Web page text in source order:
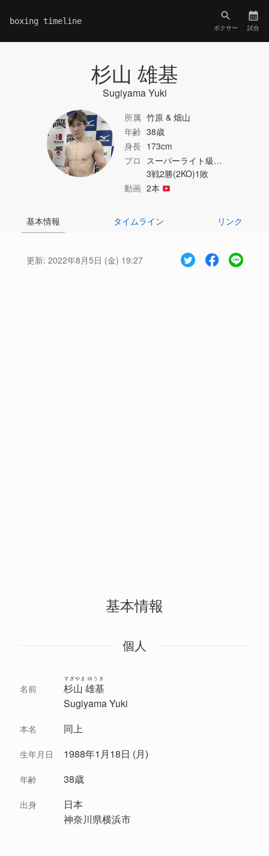
boxing timeline
ボクサー 試合
杉山 雄基
Sugiyama Yuki
所属 竹原 & 畑山
年齢 38歳
身長 173cm
プロ スーパーライト級…
3戦2勝(2KO)1敗
動画 2本
基本情報 タイムライン リンク
更新: 2022年8月5日 (金) 19:27
基本情報
個人
名前 杉山 雄基
すぎやま ゆうき
Sugiyama Yuki
本名 同上
生年月日 1988年1月18日 (月)
年齢 38歳
出身
日本
神奈川県横浜市